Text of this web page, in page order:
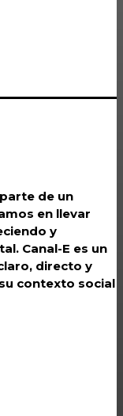
de un
en llevar
y
Canal-E es un
directo y
contexto social